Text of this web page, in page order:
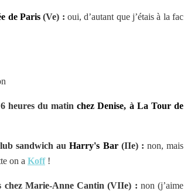
de Paris (Ve) : oui, d’autant que j’étais à la fac
heures du matinchez Denise, à La Tour de
sandwich auHarry's Bar(IIe) : non, mais
on a Koff!
chez Marie-Anne Cantin (VIIe) : non (j’aime